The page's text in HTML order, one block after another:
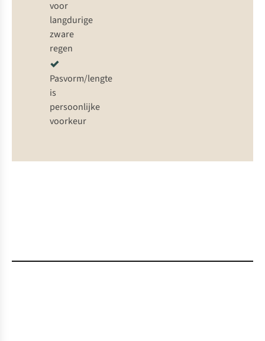
voor
langdurige
zware
regen
Pasvorm/lengte
is
persoonlijke
voorkeur